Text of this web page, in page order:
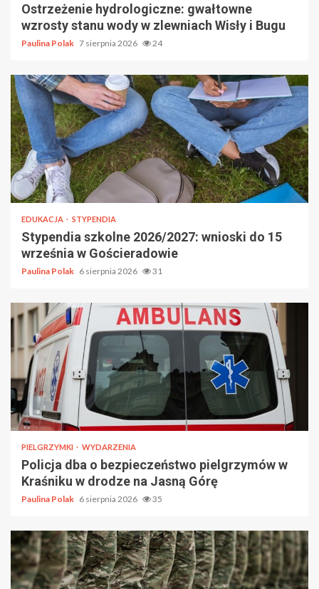
Ostrzeżenie hydrologiczne: gwałtowne
wzrosty stanu wody w zlewniach Wisły i Bugu
Paulina Polak 7 sierpnia 2026 24
EDUKACJA STYPENDIA
Stypendia szkolne 2026/2027: wnioski do 15
września w Gościeradowie
Paulina Polak 6 sierpnia 2026 31
PIELGRZYMKI WYDARZENIA
Policja dba o bezpieczeństwo pielgrzymów w
Kraśniku w drodze na Jasną Górę
Paulina Polak 6 sierpnia 2026 35